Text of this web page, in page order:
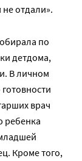
не отдали».
по
детдома,
В личном
врач
ребенка
Кроме того,